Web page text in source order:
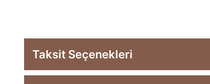
Taksit Seçenekleri